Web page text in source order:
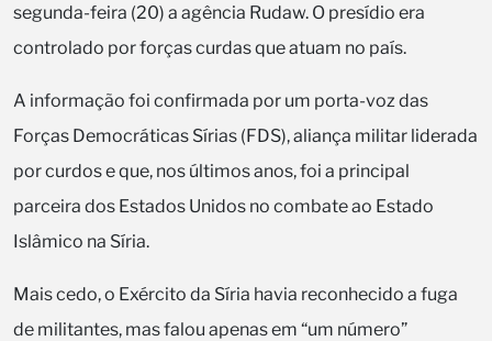
segunda-feira (20) a agência Rudaw. O presídio era
controlado por forças curdas que atuam no país.
A informação foi confirmada por um porta-voz das
Forças Democráticas Sírias (FDS), aliança militar liderada
por curdos e que, nos últimos anos, foi a principal
parceira dos Estados Unidos no combate ao Estado
Islâmico na Síria.
Mais cedo, o Exército da Síria havia reconhecido a fuga
de militantes, mas falou apenas em “um número”